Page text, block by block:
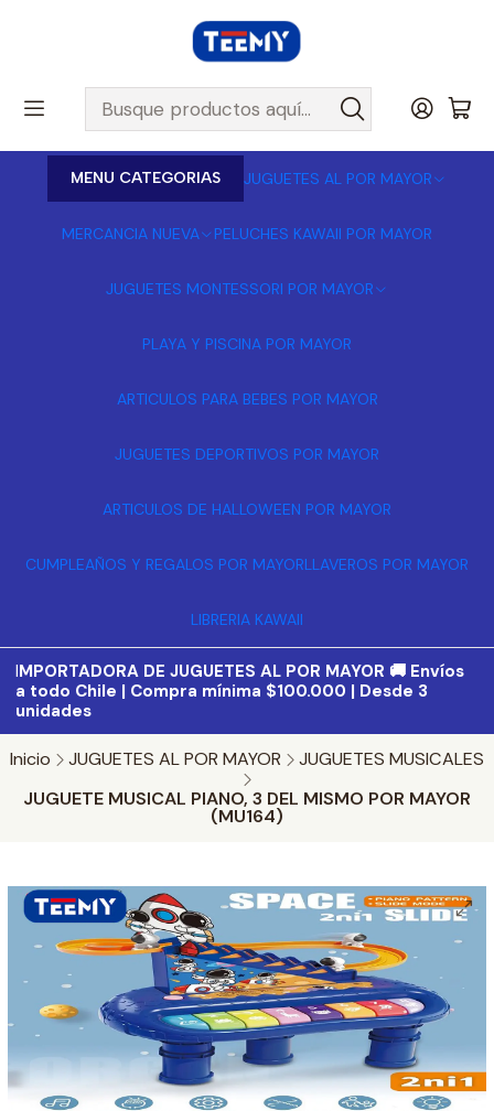
MENU CATEGORIAS JUGUETES AL POR MAYOR
MERCANCIA NUEVA PELUCHES KAWAII POR MAYOR
JUGUETES MONTESSORI POR MAYOR
PLAYA Y PISCINA POR MAYOR
ARTICULOS PARA BEBES POR MAYOR
JUGUETES DEPORTIVOS POR MAYOR
ARTICULOS DE HALLOWEEN POR MAYOR
CUMPLEAÑOS Y REGALOS POR MAYORLLAVEROS POR MAYOR
LIBRERIA KAWAII
IMPORTADORA DE JUGUETES AL POR MAYOR 🚚 Envíos
a todo Chile | Compra mínima $100.000 | Desde 3
unidades
Inicio JUGUETES AL POR MAYOR
JUGUETES MUSICALES
JUGUETE MUSICAL PIANO, 3 DEL MISMO POR MAYOR
(MU164)